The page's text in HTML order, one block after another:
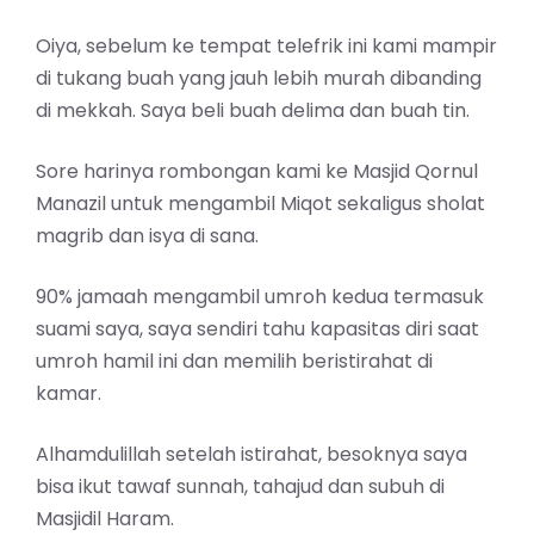
Oiya, sebelum ke tempat telefrik ini kami mampir
di tukang buah yang jauh lebih murah dibanding
di mekkah. Saya beli buah delima dan buah tin.
Sore harinya rombongan kami ke Masjid Qornul
Manazil untuk mengambil Miqot sekaligus sholat
magrib dan isya di sana.
90% jamaah mengambil umroh kedua termasuk
suami saya, saya sendiri tahu kapasitas diri saat
umroh hamil ini dan memilih beristirahat di
kamar.
Alhamdulillah setelah istirahat, besoknya saya
bisa ikut tawaf sunnah, tahajud dan subuh di
Masjidil Haram.